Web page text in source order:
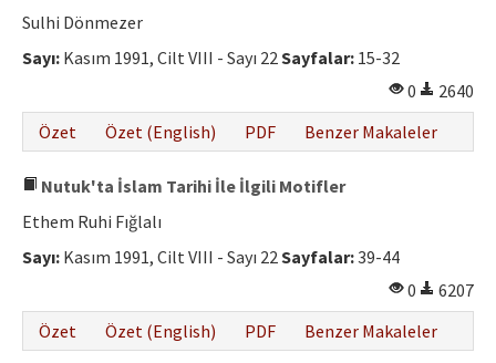
Sulhi Dönmezer
Sayı: Kasım 1991, Cilt VIII - Sayı 22Sayfalar: 15-32
0
2640
Özet
Özet (English) PDF Benzer Makaleler
Nutuk'ta İslam Tarihi İle İlgili Motifler
Ethem Ruhi Fığlalı
Sayı: Kasım 1991, Cilt VIII - Sayı 22Sayfalar:39-44
0
6207
Özet
Özet (English) PDF Benzer Makaleler